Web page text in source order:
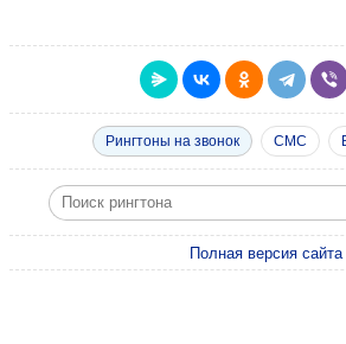
Рингтоны на звонок СМС
Полная версия сайта